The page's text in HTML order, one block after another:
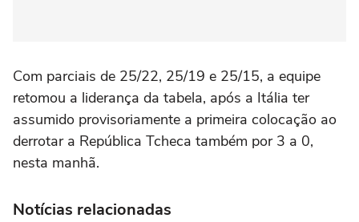
Com parciais de 25/22, 25/19 e 25/15, a equipe
retomou a liderança da tabela, após a Itália ter
assumido provisoriamente a primeira colocação ao
derrotar a República Tcheca também por 3 a 0,
nesta manhã.
Notícias relacionadas